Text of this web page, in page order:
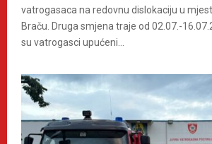
vatrogasaca na redovnu dislokaciju u
Braču. Druga smjena traje od 02.07.-
su vatrogasci upućeni...